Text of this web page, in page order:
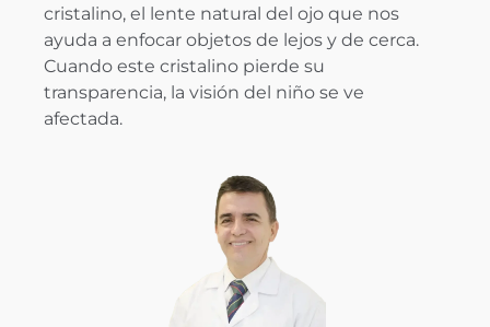
cristalino, el lente natural del ojo que nos
ayuda a enfocar objetos de lejos y de cerca.
Cuando este cristalino pierde su
transparencia, la visión del niño se ve
afectada.